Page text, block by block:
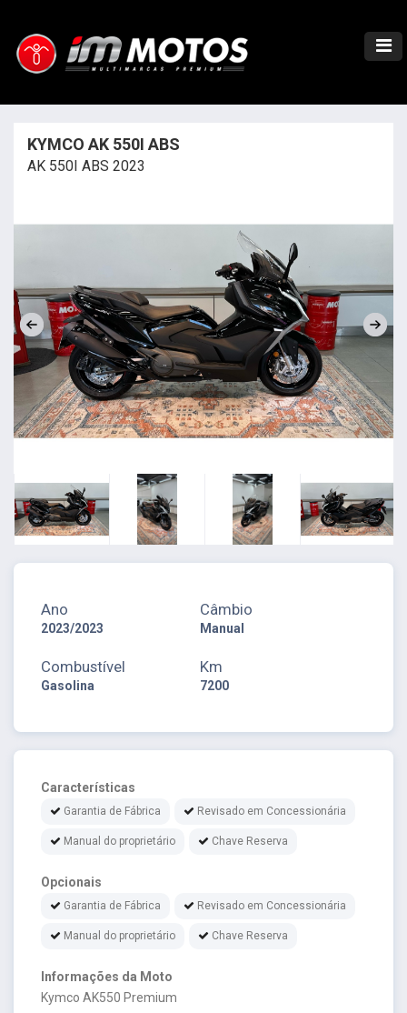
KYMCO AK 550I ABS
AK 550I ABS 2023
Ano
2023/2023
Câmbio
Manual
Combustível
Gasolina
Km
7200
Características
Garantia de Fábrica Revisado em Concessionária
Manual do proprietário Chave Reserva
Opcionais
Garantia de Fábrica Revisado em Concessionária
Manual do proprietário Chave Reserva
Informações da Moto
Kymco AK550 Premium